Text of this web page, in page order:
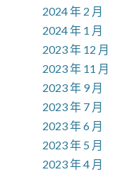
2024 年 2 月
2024 年 1 月
2023 年 12 月
2023 年 11 月
2023 年 9 月
2023 年 7 月
2023 年 6 月
2023 年 5 月
2023 年 4 月